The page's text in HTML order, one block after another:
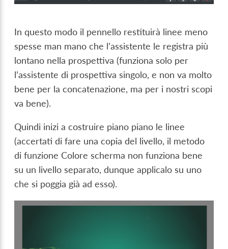
In questo modo il pennello restituirà linee meno
spesse man mano che l’assistente le registra più
lontano nella prospettiva (funziona solo per
l’assistente di prospettiva singolo, e non va molto
bene per la concatenazione, ma per i nostri scopi
va bene).
Quindi inizi a costruire piano piano le linee
(accertati di fare una copia del livello, il metodo
di funzione Colore scherma non funziona bene
su un livello separato, dunque applicalo su uno
che si poggia già ad esso).